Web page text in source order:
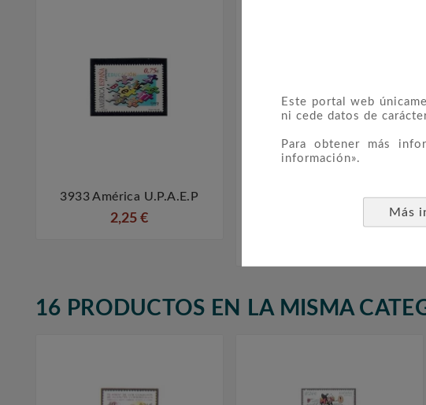
Este portal web
ni cede datos de
Para obtener más
información».
Más
 
3933 América U.P.A.E.P
2,25 €
3779 Campaña
Internacional Contra La
Violencia Doméstica
16 PRODUCTOS EN LA MISMA